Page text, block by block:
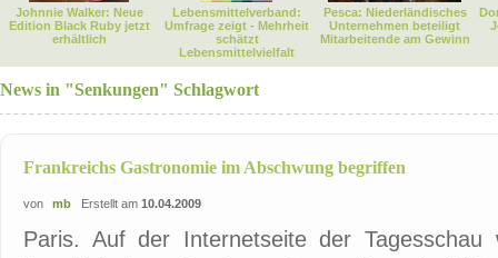
Johnnie Walker: Neue
Edition Black Ruby jetzt
erhältlich
Lebensmittelverband:
Umfrage zeigt - Mehrheit
schätzt
Lebensmittelvielfalt
Pesca: Niederländisches
Unternehmen beteiligt
Mitarbeitende am Gewinn
News in "Senkungen" Schlagwort
Frankreichs Gastronomie im Abschwung begriffen
von mb Erstellt am 10.04.2009
Paris. Auf der Internetseite der